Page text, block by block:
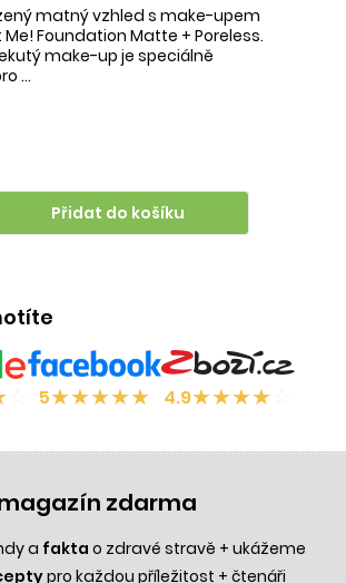
matný vzhled s make-upem
Me! Foundation Matte + Poreless.
make-up je speciálně
...
Přidat do košíku
5★★★★★ 4.9★★★★
zdarma
a fakta o zdravé stravě + ukážeme
pro každou příležitost + čtenáři